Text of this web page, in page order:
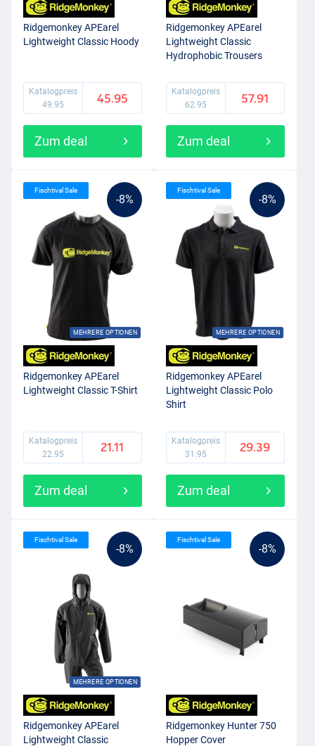
Ridgemonkey APEarel
Lightweight Classic Hoody
Katalogpreis
49.95
45.95
Zum deal
Ridgemonkey APEarel
Lightweight Classic
Hydrophobic Trousers
Katalogpreis
62.95
57.91
Zum deal
-8%
MEHRERE OPTIONEN
Fischtival Sale
Ridgemonkey APEarel
Lightweight Classic T-Shirt
Katalogpreis
22.95
21.11
Zum deal
-8%
MEHRERE OPTIONEN
Fischtival Sale
Ridgemonkey APEarel
Lightweight Classic Polo
Shirt
Katalogpreis
31.95
29.39
Zum deal
-8%
MEHRERE OPTIONEN
Fischtival Sale
Ridgemonkey APEarel
Lightweight Classic
-8%
Fischtival Sale
Ridgemonkey Hunter 750
Hopper Cover